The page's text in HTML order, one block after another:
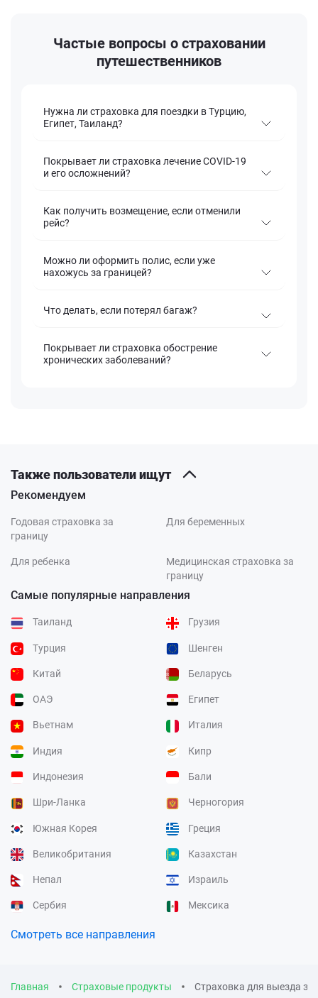
Частые вопросы о страховании
путешественников
Нужна ли страховка для поездки в Турцию,
Египет, Таиланд?
Покрывает ли страховка лечение COVID-19
и его осложнений?
Как получить возмещение, если отменили
рейс?
Можно ли оформить полис, если уже
нахожусь за границей?
Что делать, если потерял багаж?
Покрывает ли страховка обострение
хронических заболеваний?
Также пользователи ищут
Рекомендуем
Годовая страховка за
границу
Для беременных
Для ребенка
Медицинская страховка за
границу
Самые популярные направления
Таиланд Грузия
Турция Шенген
Китай Беларусь
ОАЭ Египет
Вьетнам Италия
Индия Кипр
Индонезия Бали
Шри-Ланка Черногория
Южная Корея Греция
Великобритания Казахстан
Непал Израиль
Сербия Мексика
Смотреть все направления
Главная Страховые продукты Страховка для выезда за